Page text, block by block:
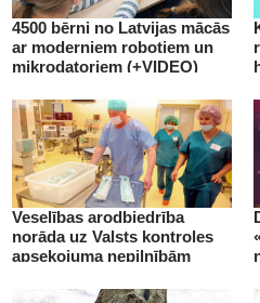
4500 bērni no Latvijas mācās
ar moderniem robotiem un
mikrodatoriem (+VIDEO)
Veselības arodbiedrība
norāda uz Valsts kontroles
apsekojuma nepilnībām